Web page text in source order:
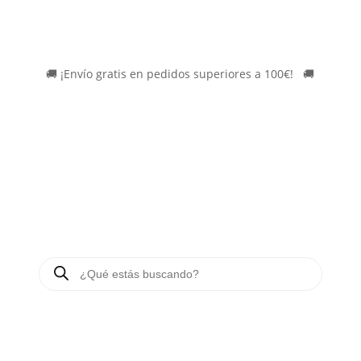
🚚 ¡Envío gratis en pedidos superiores a 100€! 🚚
PRODUCTOS